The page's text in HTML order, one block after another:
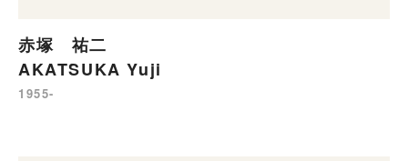
赤塚 祐二
AKATSUKA Yuji
1955-